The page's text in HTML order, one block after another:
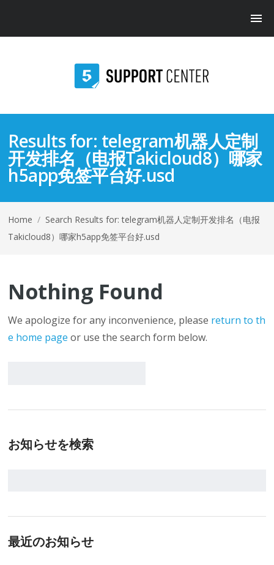
Results for: telegram机器人定制
开发排名（电报Takicloud8）哪家
h5app免签平台好.usd
Home / Search Results for: telegram机器人定制开发排名（电报
Takicloud8）哪家h5app免签平台好.usd
Nothing Found
We apologize for any inconvenience, please return to th
e home page or use the search form below.
お知らせを検索
最近のお知らせ